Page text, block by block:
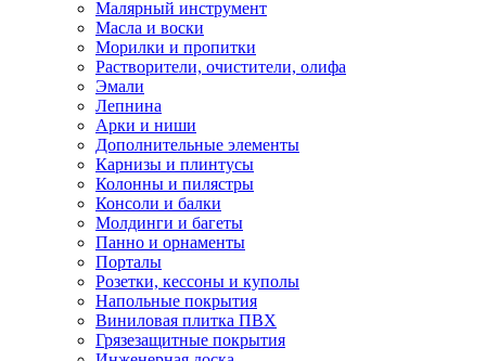
Малярный инструмент
Масла и воски
Морилки и пропитки
Растворители, очистители, олифа
Эмали
Лепнина
Арки и ниши
Дополнительные элементы
Карнизы и плинтусы
Колонны и пилястры
Консоли и балки
Молдинги и багеты
Панно и орнаменты
Порталы
Розетки, кессоны и куполы
Напольные покрытия
Виниловая плитка ПВХ
Грязезащитные покрытия